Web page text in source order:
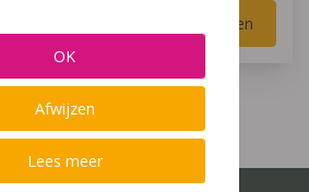
Versturen
OK
Afwijzen
Lees meer